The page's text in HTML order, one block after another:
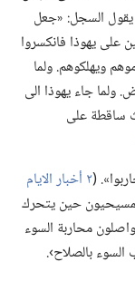
يقول السجل:‏ «جعل
على يهوذا فانكسروا
ويهلكوهم.‏ ولما
جاء يهوذا الى
ساقطة على
(‏ ٢ أخبار الايام
حين يتحرك
محاربة السوء
بالصلاح›.‏